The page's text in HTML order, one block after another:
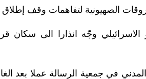
الصهيونية لتفاهمات وقف إطلاق
الاسرائيلي وجّه انذارا الى سكان
في جمعية الرسالة عملا بعد